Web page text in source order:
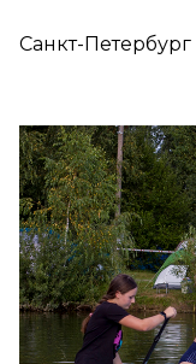
Санкт-Петербург